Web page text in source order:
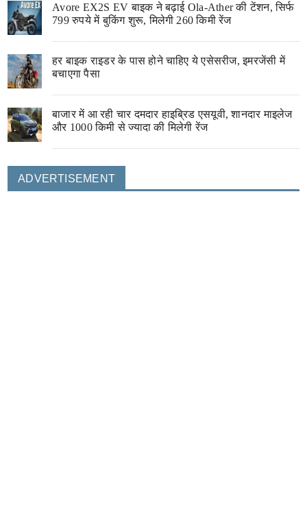
Avore EX2S EV बाइक ने बढ़ाई Ola-Ather की टेंशन, सिर्फ
799 रुपये में बुकिंग शुरू, मिलेगी 260 किमी रेंज
हर बाइक राइडर के पास होने चाहिए ये एसेसरीज, इमरजेंसी में
बचाएगा पैसा
बाजार में आ रही चार दमदार हाइब्रिड एसयूवी, शानदार माइलेज
और 1000 किमी से ज्यादा की मिलेगी रेंज
ADVERTISEMENT